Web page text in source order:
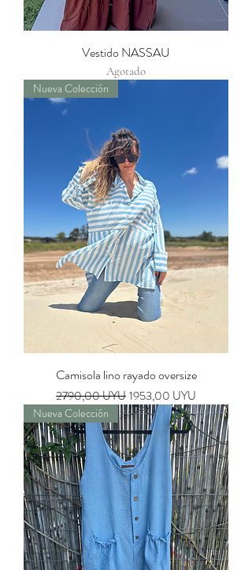
Vestido NASSAU
Agotado
Nueva Colección
Camisola lino rayado oversize
Precio
2790,00 UYUPrecio de oferta
1953,00 UYU
Nueva Colección